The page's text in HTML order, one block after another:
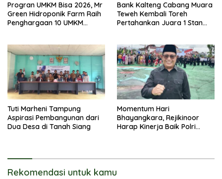
Progran UMKM Bisa 2026, Mr
Green Hidroponik Farm Raih
Penghargaan 10 UMKM
Bank Kalteng Cabang Muara
Teweh Kembali Toreh
Pertahankan Juara 1 Stan
Tuti Marheni Tampung
Aspirasi Pembangunan dari
Dua Desa di Tanah Siang
Momentum Hari
Bhayangkara, Rejikinoor
Harap Kinerja Baik Polri
Rekomendasi untuk kamu